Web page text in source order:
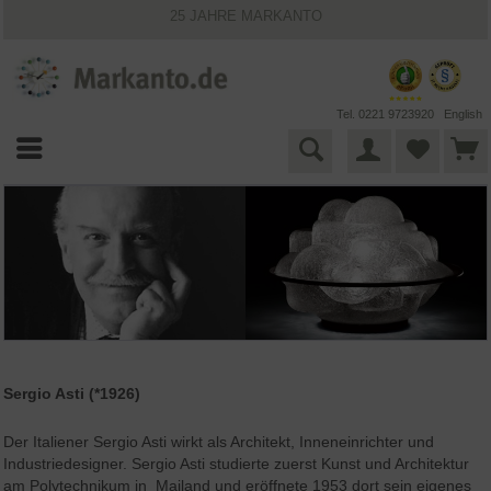
25 JAHRE MARKANTO
VIELFÄLTIGE ZAHLUNGSMÖGLICHKEITEN
BESTPRICE-GARANTIE
Tel. 0221 9723920 English
Sergio Asti (*1926)
Der Italiener Sergio Asti wirkt als Architekt, Inneneinrichter und
Industriedesigner. Sergio Asti studierte zuerst Kunst und Architektur
am Polytechnikum in Mailand und eröffnete 1953 dort sein eigenes